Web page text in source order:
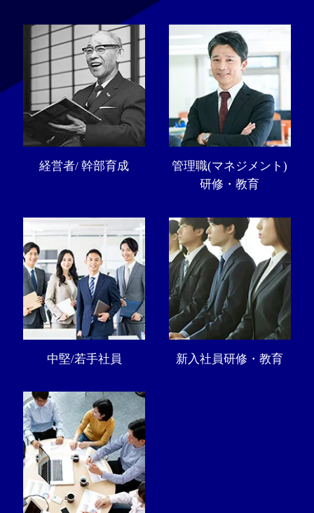
経営者/ 幹部育成
管理職(マネジメント)
研修・教育
中堅/若手社員 新入社員研修・教育